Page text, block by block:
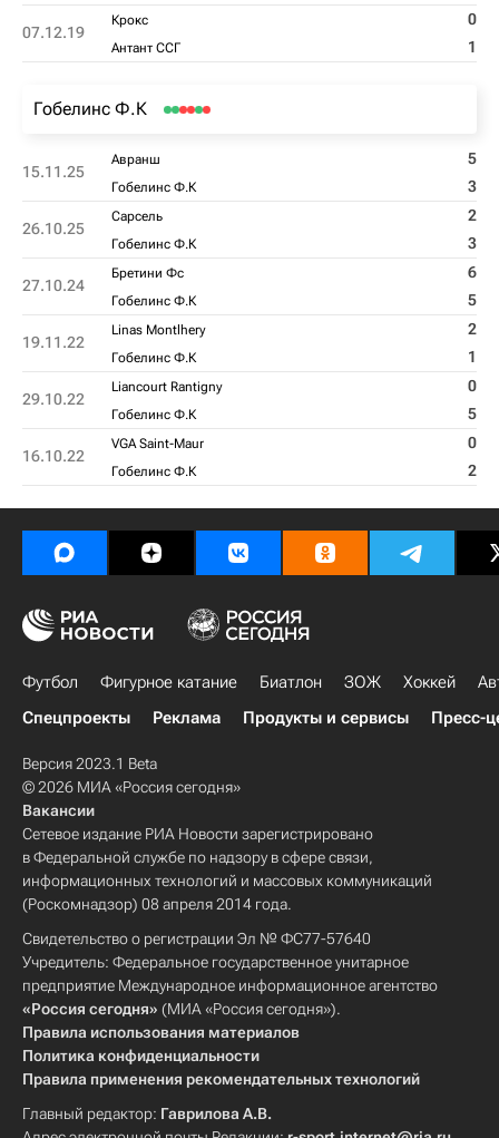
07.12.19
Крокс 0
Антант ССГ 1
Гобелинс Ф.К
15.11.25
Авранш 5
Гобелинс Ф.К 3
26.10.25
Сарсель 2
Гобелинс Ф.К 3
27.10.24
Бретини Фс 6
Гобелинс Ф.К 5
19.11.22
Linas Montlhery 2
Гобелинс Ф.К 1
29.10.22
Liancourt Rantigny 0
Гобелинс Ф.К 5
16.10.22
VGA Saint-Maur 0
Гобелинс Ф.К 2
Футбол Фигурное катание Биатлон ЗОЖ Хоккей
Спецпроекты
Реклама Продукты и сервисы Пресс-
Версия 2023.1 Beta
© 2026 МИА «Россия сегодня»
Вакансии
Сетевое издание РИА Новости зарегистрировано
в Федеральной службе по надзору в сфере связи,
информационных технологий и массовых коммуникаций
(Роскомнадзор) 08 апреля 2014 года.
Свидетельство о регистрации Эл № ФС77-57640
Учредитель: Федеральное государственное унитарное
предприятие Международное информационное агентство
«Россия сегодня» (МИА «Россия сегодня»).
Правила использования материалов
Политика конфиденциальности
Правила применения рекомендательных технологий
Главный редактор: Гаврилова А.В.